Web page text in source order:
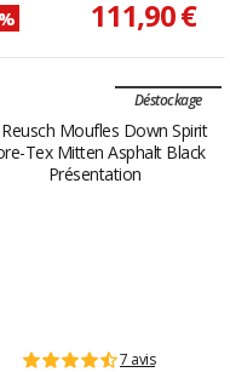
111,90 €
Déstockage
7 avis